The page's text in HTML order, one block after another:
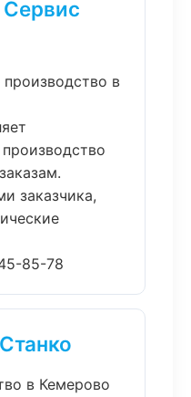
производство в
заказчика,
85-78
в Кемерово